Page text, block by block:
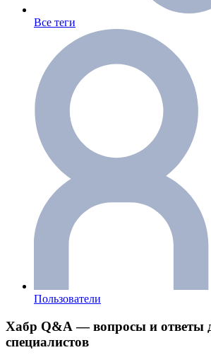
Все теги
Пользователи
Хабр Q&A — вопросы и ответы
специалистов